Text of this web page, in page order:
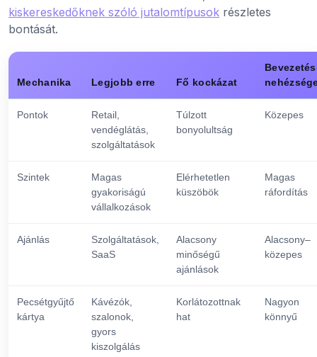
kiskereskedőknek szóló jutalomtípusok részletes
bontását.
Mechanika Legjobb erre Fő kockázat
Bevezetés
Pontok
Retail,
vendéglátás,
szolgáltatások
Túlzott
bonyolultság
Közepes
Szintek
Magas
gyakoriságú
vállalkozások
Elérhetetlen
küszöbök
Magas
ráfordítás
Ajánlás
Szolgáltatások,
SaaS
Alacsony
minőségű
ajánlások
Alacsony–
közepes
Pecsétgyűjtő
kártya
Kávézók,
szalonok,
gyors
kiszolgálás
Korlátozottnak
hat
Nagyon
könnyű